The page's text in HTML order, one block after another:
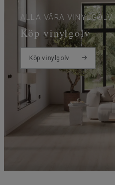
ALLA VÅRA VINYLGOLV
Köp vinylgolv
Köp vinylgolv